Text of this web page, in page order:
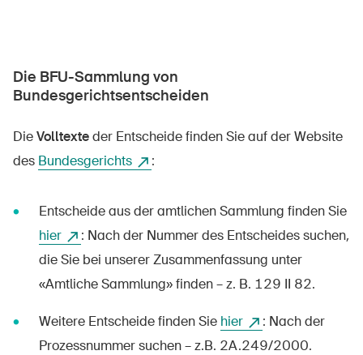
Die BFU-Sammlung von
Bundesgerichtsentscheiden
DieVolltexteder Entscheide finden Sie auf der Website
des Bundesgerichts :
Entscheide aus der amtlichen Sammlung finden Sie
hier
: Nach der Nummer des Entscheides suchen,
die Sie bei unserer Zusammenfassung unter
«Amtliche Sammlung» finden – z. B. 129 II 82.
Weitere Entscheide finden Sie hier
: Nach der
Prozessnummer suchen – z.B. 2A.249/2000.